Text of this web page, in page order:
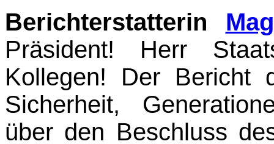
Berichterstatterin
Präsident! Herr
Kollegen! Der Bericht
Sicherheit,
über den Beschluss